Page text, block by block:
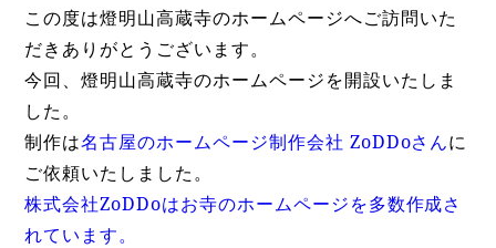
この度は燈明山高蔵寺のホームページへご訪問いた
だきありがとうございます。
今回、燈明山高蔵寺のホームページを開設いたしま
した。
制作は名古屋のホームページ制作会社 ZoDDoさんに
ご依頼いたしました。
株式会社ZoDDoはお寺のホームページを多数作成さ
れています。